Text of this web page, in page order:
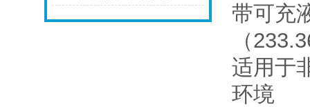
带可充
（
适用于
环境